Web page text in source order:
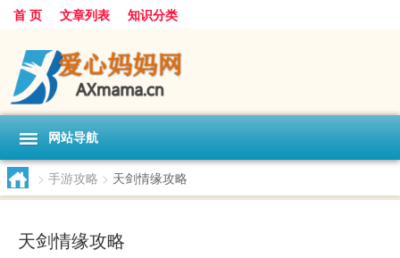
首 页 文章列表 知识分类
网站导航
> 手游攻略 > 天剑情缘攻略
天剑情缘攻略